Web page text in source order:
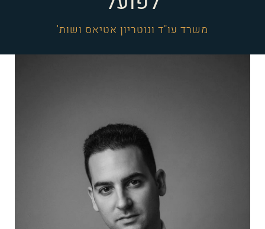
משרד עו"ד ונוטריון אטיאס ושות'